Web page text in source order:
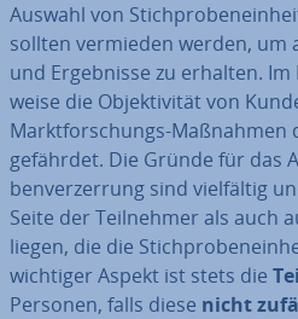
Auswahl von
sollten vermieden werden, um
und Er­geb­nis­se zu erhalten.
wei­se die Ob­jek­ti­vi­tät von
Markt­for­schungs-Maßnahmen
gefährdet. Die Gründe für das
ben­ver­zer­rung sind viel­fäl­tig
Seite der Teil­neh­mer als auch
liegen, die die
wichtiger Aspekt ist stets die
Personen, falls diese nicht